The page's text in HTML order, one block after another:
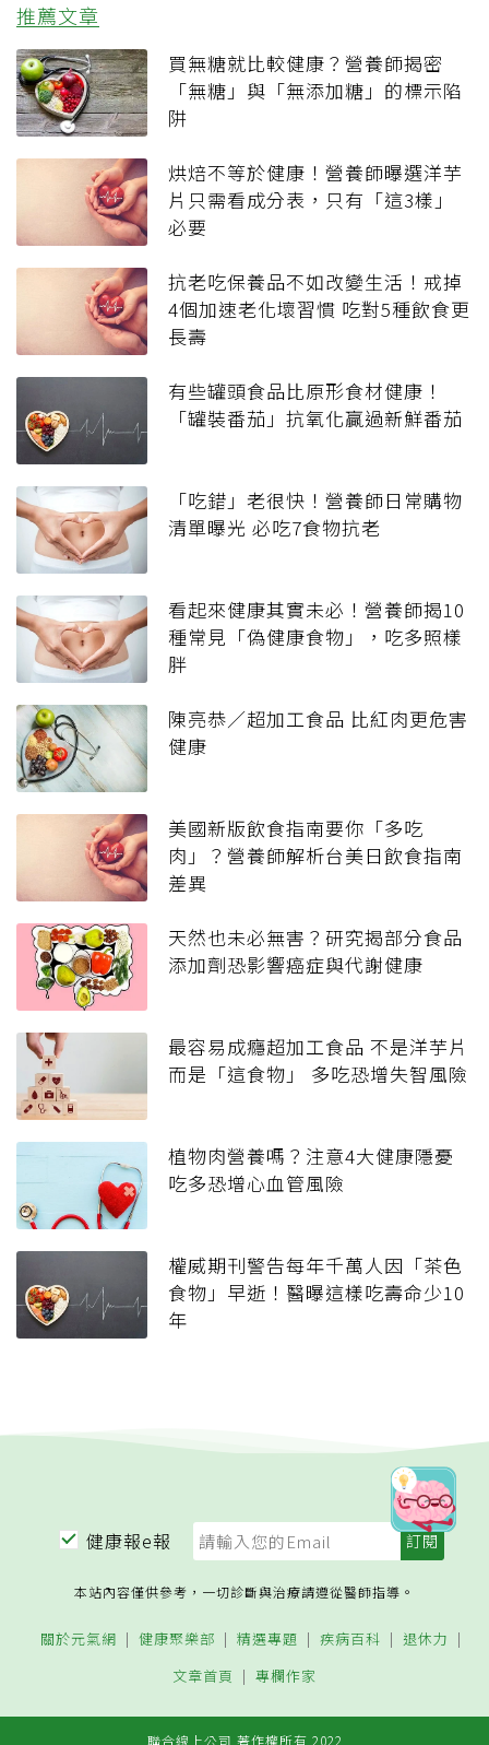
推薦文章
買無糖就比較健康？營養師揭密
「無糖」與「無添加糖」的標示陷
阱
烘焙不等於健康！營養師曝選洋芋
片只需看成分表，只有「這3樣」
必要
抗老吃保養品不如改變生活！戒掉
4個加速老化壞習慣 吃對5種飲食更
長壽
有些罐頭食品比原形食材健康！
「罐裝番茄」抗氧化贏過新鮮番茄
「吃錯」老很快！營養師日常購物
清單曝光 必吃7食物抗老
看起來健康其實未必！營養師揭10
種常見「偽健康食物」，吃多照樣
胖
陳亮恭／超加工食品 比紅肉更危害
健康
美國新版飲食指南要你「多吃
肉」？營養師解析台美日飲食指南
差異
天然也未必無害？研究揭部分食品
添加劑恐影響癌症與代謝健康
最容易成癮超加工食品 不是洋芋片
而是「這食物」 多吃恐增失智風險
植物肉營養嗎？注意4大健康隱憂
吃多恐增心血管風險
權威期刊警告每年千萬人因「茶色
食物」早逝！醫曝這樣吃壽命少10
年
健康報e報
本站內容僅供參考，一切診斷與治療請遵從醫師指導。
關於元氣網 健康聚樂部 精選專題 疾病百科
退休力
文章首頁
專欄作家
聯合線上公司 著作權所有 2022